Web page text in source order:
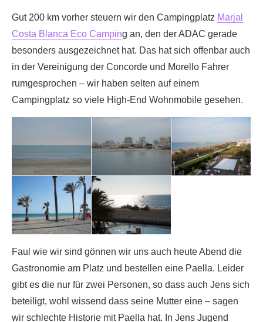
Gut 200 km vorher steuern wir den Campingplatz Marjal
Costa Blanca Eco Camping an, den der ADAC gerade
besonders ausgezeichnet hat. Das hat sich offenbar auch
in der Vereinigung der Concorde und Morello Fahrer
rumgesprochen – wir haben selten auf einem
Campingplatz so viele High-End Wohnmobile gesehen.
Faul wie wir sind gönnen wir uns auch heute Abend die
Gastronomie am Platz und bestellen eine Paella. Leider
gibt es die nur für zwei Personen, so dass auch Jens sich
beteiligt, wohl wissend dass seine Mutter eine – sagen
wir schlechte Historie mit Paella hat. In Jens Jugend